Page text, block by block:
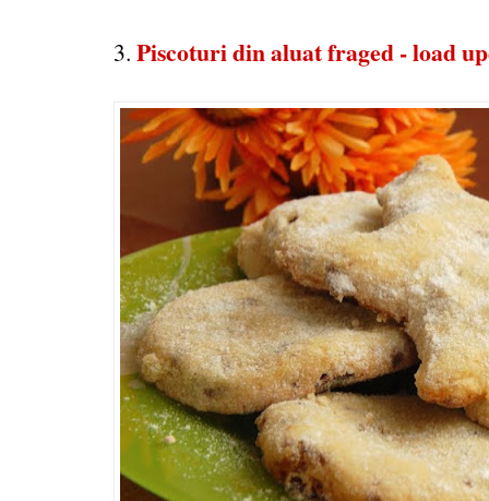
3. Piscoturi din aluat fraged - load